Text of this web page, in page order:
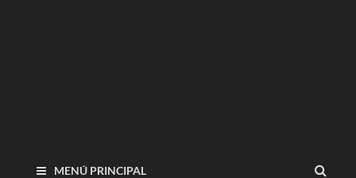
MENÚ PRINCIPAL